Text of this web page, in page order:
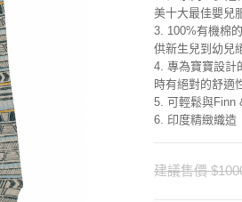
美十大最佳嬰兒
3. 100%有機棉
供新生兒到幼兒
4. 專為寶寶設計
時有絕對的舒適
5. 可輕鬆與Finn
6. 印度精緻織造
建議售價